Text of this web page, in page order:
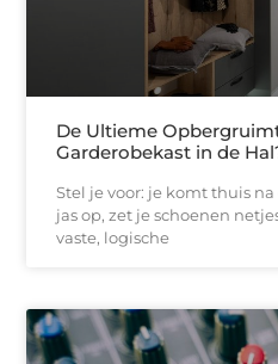
De Ultieme
Garderobekast in de
Stel je voor: je komt thuis
jas op, zet je schoenen
vaste, logische